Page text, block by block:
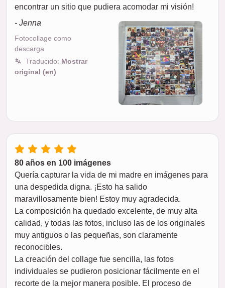
encontrar un sitio que pudiera acomodar mi visión!
- Jenna
Fotocollage como
descarga
Traducido: Mostrar
original (en)
80 años en 100 imágenes
Quería capturar la vida de mi madre en imágenes para
una despedida digna. ¡Esto ha salido
maravillosamente bien! Estoy muy agradecida.
La composición ha quedado excelente, de muy alta
calidad, y todas las fotos, incluso las de los originales
muy antiguos o las pequeñas, son claramente
reconocibles.
La creación del collage fue sencilla, las fotos
individuales se pudieron posicionar fácilmente en el
recorte de la mejor manera posible. El proceso de